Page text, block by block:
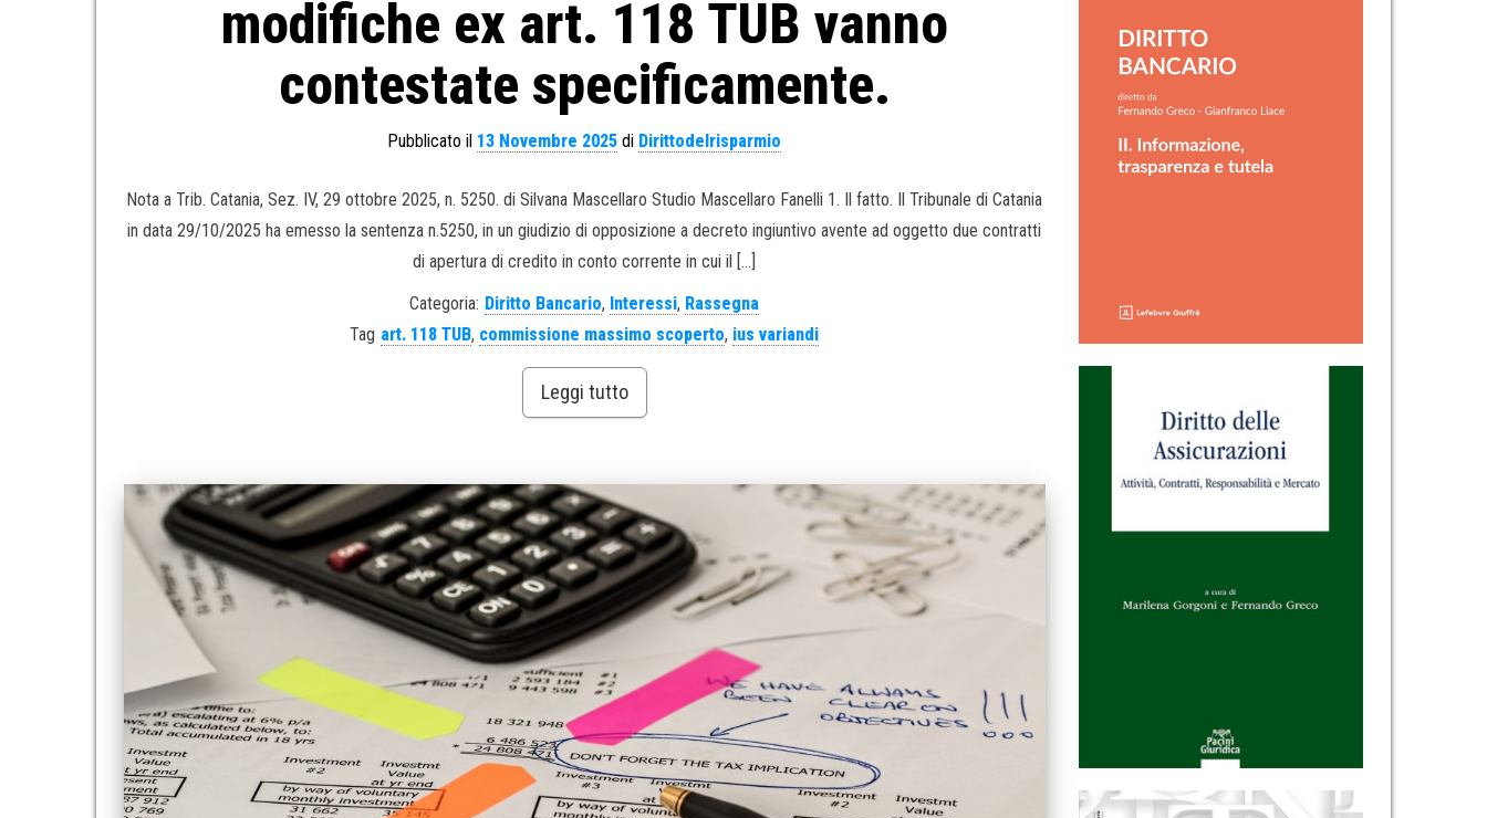
modifiche ex art. 118 TUB vanno
contestate specificamente.
Pubblicato il 13 Novembre 2025 di Dirittodelrisparmio
Nota a Trib. Catania, Sez. IV, 29 ottobre 2025, n. 5250. di Silvana Mascellaro Studio Mascellaro Fanelli 1. Il fatto. Il Tribunale di Catania
in data 29/10/2025 ha emesso la sentenza n.5250, in un giudizio di opposizione a decreto ingiuntivo avente ad oggetto due contratti
di apertura di credito in conto corrente in cui il […]
Categoria: Diritto Bancario, Interessi, Rassegna
Tag art. 118 TUB, commissione massimo scoperto, ius variandi
Leggi tutto